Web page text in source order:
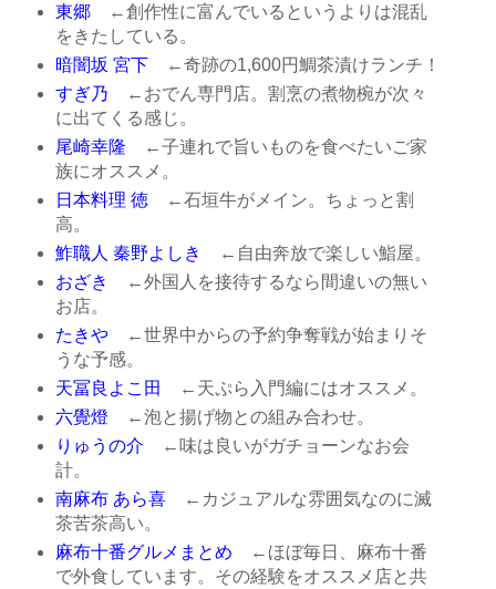
東郷←創作性に富んでいるというよりは混乱
をきたしている。
暗闇坂 宮下←奇跡の1,600円鯛茶漬けランチ！
すぎ乃 ←おでん専門店。割烹の煮物椀が次々
に出てくる感じ。
尾崎幸隆 ←子連れで旨いものを食べたいご家
族にオススメ。
日本料理 徳←石垣牛がメイン。ちょっと割
高。
鮓職人 秦野よしき
←自由奔放で楽しい鮨屋。
おざき
←外国人を接待するなら間違いの無い
お店。
たきや←世界中からの予約争奪戦が始まりそ
うな予感。
天冨良よこ田
←天ぷら入門編にはオススメ。
六覺燈 ←泡と揚げ物との組み合わせ。
りゅうの介 ←味は良いがガチョーンなお会
計。
南麻布 あら喜←カジュアルな雰囲気なのに滅
茶苦茶高い。
麻布十番グルメまとめ ←ほぼ毎日、麻布十番
で外食しています。その経験をオススメ店と共